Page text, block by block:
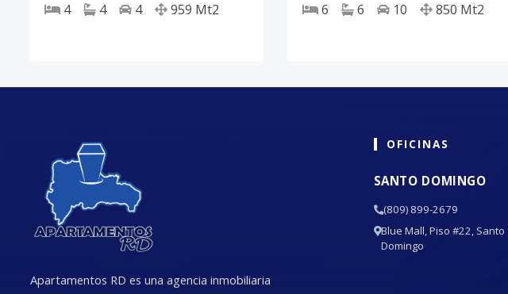
4
4 4 959 Mt2
6
6 10 850 Mt2
Apartamentos RD es una agencia inmobiliaria
OFICINAS
SANTO DOMINGO
(809) 899-2679
Blue Mall, Piso #22, Santo
Domingo